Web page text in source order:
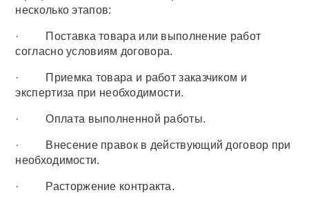
несколько этапов:
· Поставка товара или выполнение работ
согласно условиям договора.
· Приемка товара и работ заказчиком и
экспертиза при необходимости.
· Оплата выполненной работы.
· Внесение правок в действующий договор при
необходимости.
· Расторжение контракта.